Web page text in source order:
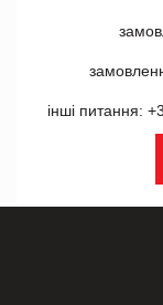
інші питання: